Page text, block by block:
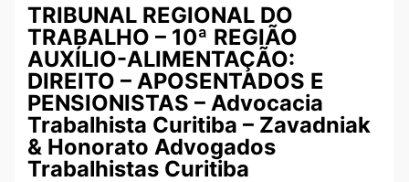
TRIBUNAL REGIONAL DO
TRABALHO – 10ª REGIÃO
AUXÍLIO-ALIMENTAÇÃO:
DIREITO – APOSENTADOS E
PENSIONISTAS – Advocacia
Trabalhista Curitiba – Zavadniak
& Honorato Advogados
Trabalhistas Curitiba